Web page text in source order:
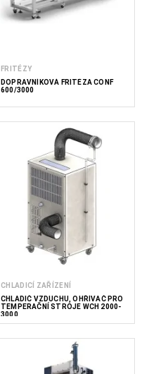
FRITÉZY
DOPRAVNÍKOVÁ FRITÉZA CONF
600/3000
CHLADICÍ ZAŘÍZENÍ
CHLADIČ VZDUCHU, OHŘÍVAČ PRO
TEMPERAČNÍ STROJE WCH 2000-
3000